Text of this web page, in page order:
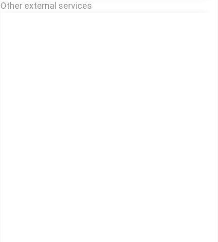
Other external services